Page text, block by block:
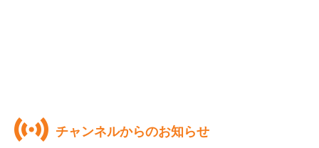
チャンネルからのお知らせ